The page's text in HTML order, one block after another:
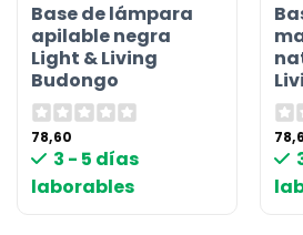
Base de lámpara
apilable negra
Light & Living
Budongo
78,60
3 - 5 días
laborables